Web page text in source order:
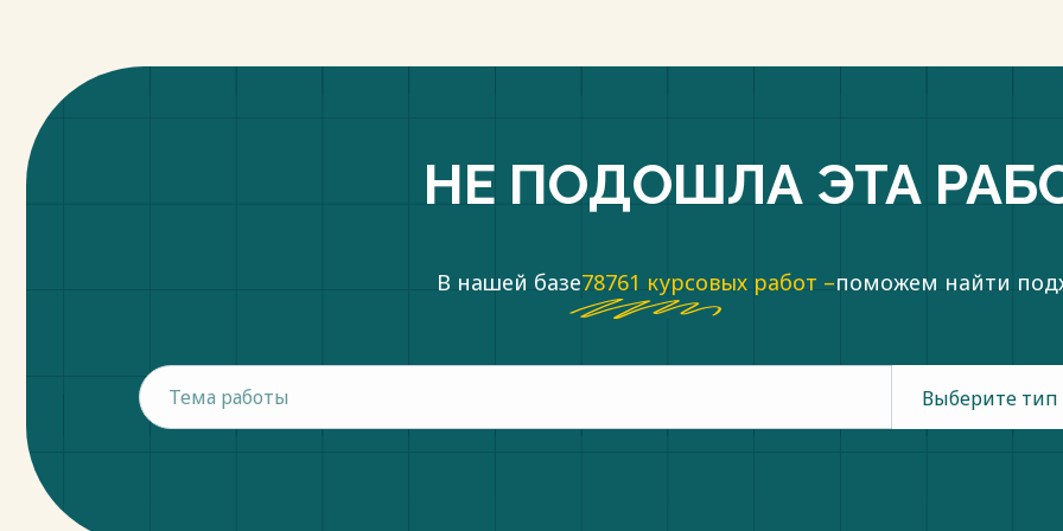
· внутри складское перемещение грузов.
Пример документа на получение продовольственных товаров из кладовой
Перечень складских помещений приведен в таблице 3.
Таблица 3 - Складские помещения
НЕ ПОДОШЛА ЭТА
В нашей базе78761 курсовых работ –поможем найти
Выберите тип